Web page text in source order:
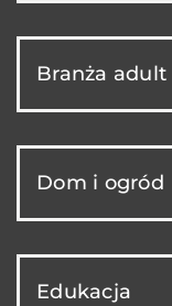
Branża
Dom i ogród
Edukacja